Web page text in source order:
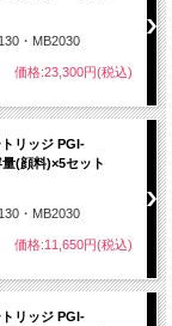
・MB2030
価格:23,300円(税込)
リッジ PGI-
(顔料)×5セット
・MB2030
価格:11,650円(税込)
リッジ PGI-